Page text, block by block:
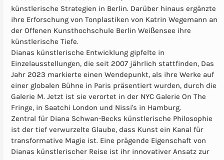
künstlerische Strategien in Berlin. Darüber hinaus ergänzte
ihre Erforschung von Tonplastiken von Katrin Wegemann an
der Offenen Kunsthochschule Berlin Weißensee ihre
künstlerische Tiefe.
Dianas künstlerische Entwicklung gipfelte in
Einzelausstellungen, die seit 2007 jährlich stattfinden, Das
Jahr 2023 markierte einen Wendepunkt, als ihre Werke auf
einer globalen Bühne in Paris präsentiert wurden, durch die
Galerie M. Jetzt ist sie verortet in der NYC Galerie On The
Fringe, in Saatchi London und Nissi's in Hamburg.
Zentral für Diana Schwan-Becks künstlerische Philosophie
ist der tief verwurzelte Glaube, dass Kunst ein Kanal für
transformative Magie ist. Eine prägende Eigenschaft von
Dianas künstlerischer Reise ist ihr innovativer Ansatz zur